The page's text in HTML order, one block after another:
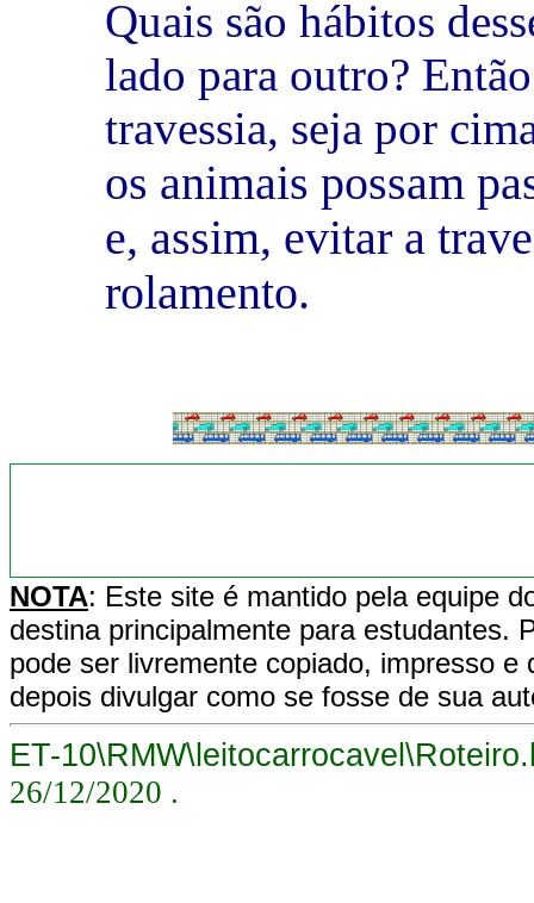
Quais são hábitos
lado para outro?
travessia, seja por
os animais possam
e, assim, evitar a
rolamento.
NOTA: Este site é mantido pela equipe
destina principalmente para estudantes.
pode ser livremente copiado, impresso
depois divulgar como se fosse de sua
ET-
26/12/2020 .